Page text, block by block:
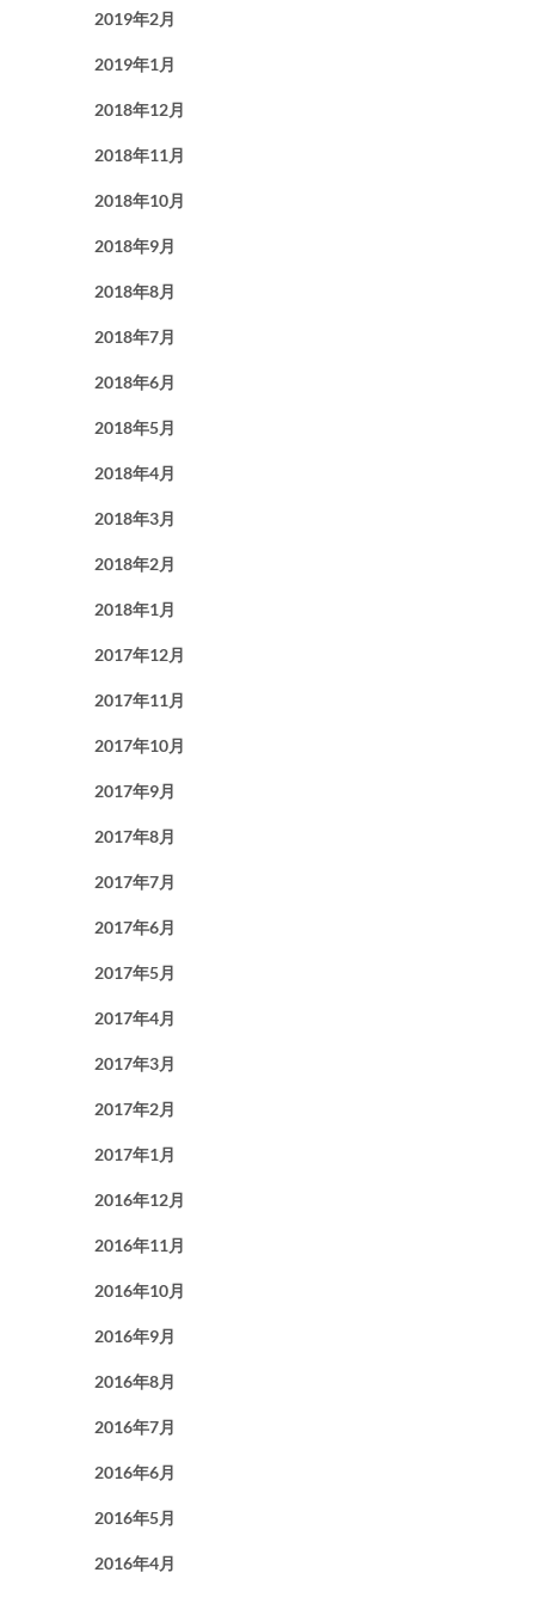
2019年2月
2019年1月
2018年12月
2018年11月
2018年10月
2018年9月
2018年8月
2018年7月
2018年6月
2018年5月
2018年4月
2018年3月
2018年2月
2018年1月
2017年12月
2017年11月
2017年10月
2017年9月
2017年8月
2017年7月
2017年6月
2017年5月
2017年4月
2017年3月
2017年2月
2017年1月
2016年12月
2016年11月
2016年10月
2016年9月
2016年8月
2016年7月
2016年6月
2016年5月
2016年4月